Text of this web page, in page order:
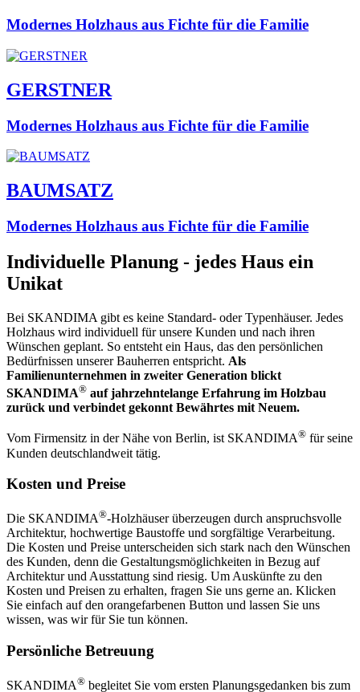
Modernes Holzhaus aus Fichte für die Familie
GERSTNER
Modernes Holzhaus aus Fichte für die Familie
BAUMSATZ
Modernes Holzhaus aus Fichte für die Familie
Individuelle Planung - jedes Haus ein
Unikat
Bei SKANDIMA gibt es keine Standard- oder Typenhäuser. Jedes
Holzhaus wird individuell für unsere Kunden und nach ihren
Wünschen geplant. So entsteht ein Haus, das den persönlichen
Bedürfnissen unserer Bauherren entspricht. Als
Familienunternehmen in zweiter Generation blickt
SKANDIMA® auf jahrzehntelange Erfahrung im Holzbau
zurück und verbindet gekonnt Bewährtes mit Neuem.
Vom Firmensitz in der Nähe von Berlin, ist SKANDIMA® für seine
Kunden deutschlandweit tätig.
Kosten und Preise
Die SKANDIMA®-Holzhäuser überzeugen durch anspruchsvolle
Architektur, hochwertige Baustoffe und sorgfältige Verarbeitung.
Die Kosten und Preise unterscheiden sich stark nach den Wünschen
des Kunden, denn die Gestaltungsmöglichkeiten in Bezug auf
Architektur und Ausstattung sind riesig. Um Auskünfte zu den
Kosten und Preisen zu erhalten, fragen Sie uns gerne an. Klicken
Sie einfach auf den orangefarbenen Button und lassen Sie uns
wissen, was wir für Sie tun können.
Persönliche Betreuung
SKANDIMA® begleitet Sie vom ersten Planungsgedanken bis zum